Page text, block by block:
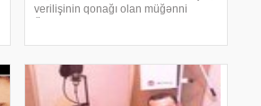
verilişinin qonağı olan müğənni
"Ailəmizd